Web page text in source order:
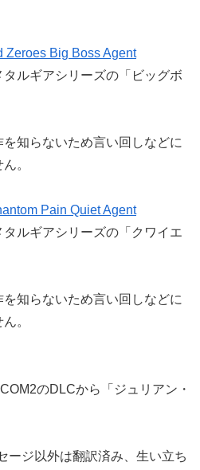
Zeroes Big Boss Agent
ルギアシリーズの「ビッグボ
知らないため言い回しなどに
。
Pain Quiet Agent
ルギアシリーズの「クワイエ
知らないため言い回しなどに
。
のDLCから「ジュリアン・
ージ以外は翻訳済み、生い立ち